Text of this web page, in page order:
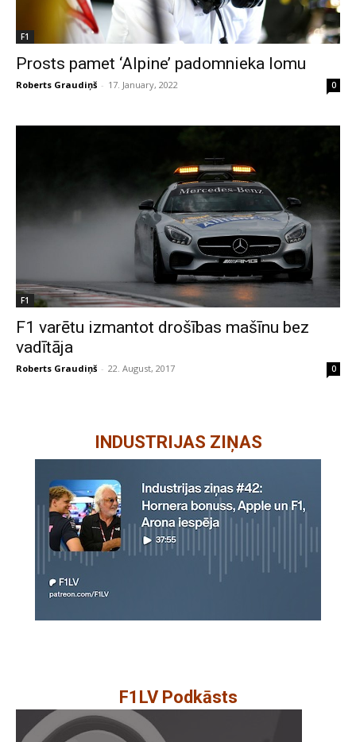
F1
Prosts pamet ‘Alpine’ padomnieka lomu
Roberts Graudiņš - 17. January, 2022 0
F1
F1 varētu izmantot drošības mašīnu bez
vadītāja
Roberts Graudiņš - 22. August, 2017 0
INDUSTRIJAS ZIŅAS
F1LV Podkāsts